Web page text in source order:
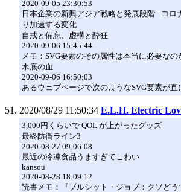
2020-09-05 23:30:53
日本企業の新興アジア戦略と発展段階 - コロ
り加速する変化
自戒と備忘、虚構と酔狂
2020-09-06 15:45:44
メモ：SVG要素のその属性は本当に必要なの
水底の血
2020-09-06 16:50:03
あるウェブページで次のようなSVG要素が直
2020/08/29 11:50:34 E.L.H. Electric
3,000円くらいで QOL が上がったグッズ
最終防衛ライン3
2020-08-27 09:06:08
最近の冷凍食品うますぎてこわい
kansou
2020-08-28 18:09:12
読書メモ：『ブルシット・ジョブ：クソどう